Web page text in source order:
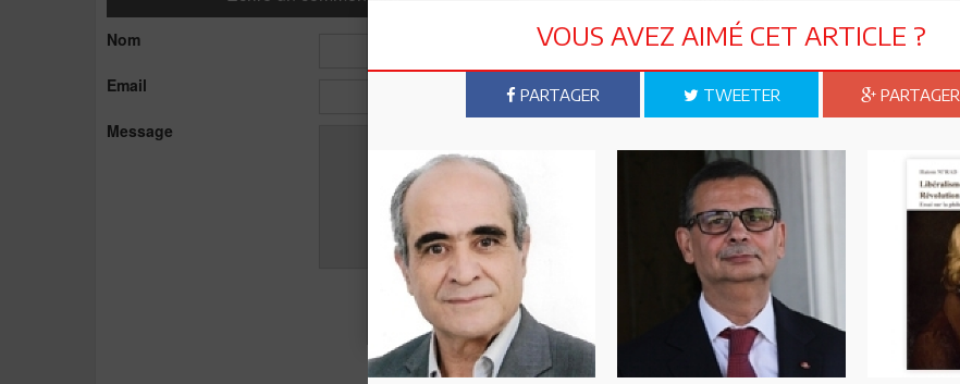
Nom
Email
Message
VOUS AVEZ AIMÉ CET ARTICLE ?
PARTAGER TWEETER PARTAGER